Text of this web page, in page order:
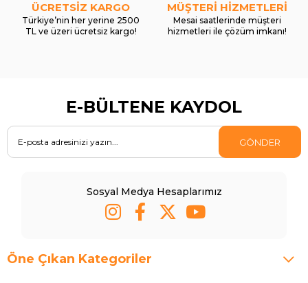
ÜCRETSİZ KARGO
Türkiye’nin her yerine 2500
TL ve üzeri ücretsiz kargo!
MÜŞTERİ HİZMETLERİ
Mesai saatlerinde müşteri
hizmetleri ile çözüm imkanı!
E-BÜLTENE KAYDOL
GÖNDER
Sosyal Medya Hesaplarımız
Öne Çıkan Kategoriler